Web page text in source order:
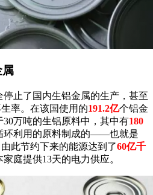
属
停止了国内生铝金属的生产，甚至
率。在该国使用的191.2亿个铝金
万吨的生铝原料中，其中有180
环利用的原料制成的——也就是
此节约下来的能源达到了60亿千
庭提供13天的电力供应。